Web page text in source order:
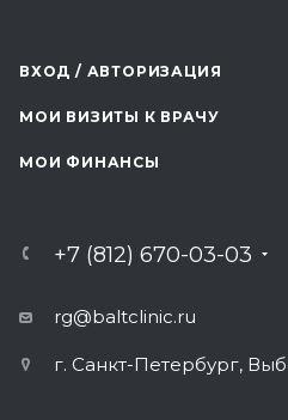
ВХОД / АВТОРИЗАЦИЯ
МОИ ВИЗИТЫ К ВРАЧУ
МОИ ФИНАНСЫ
+7 (812) 670-03-03
rg@baltclinic.ru
г. Санкт-Петербург,